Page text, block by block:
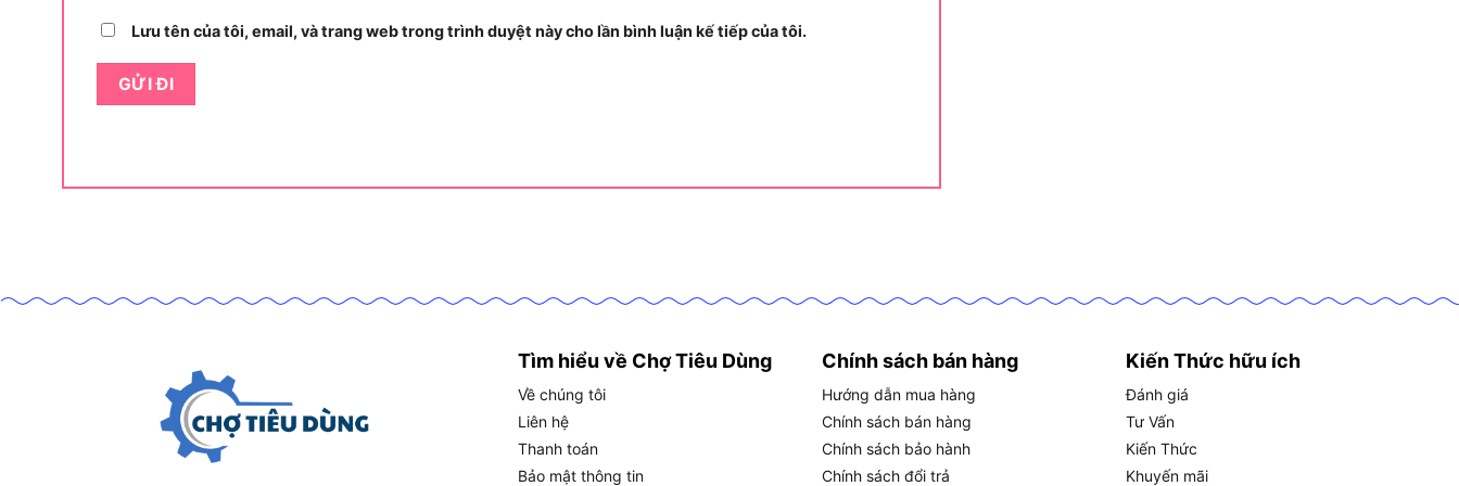
Công suất đầu vào
Đường kính khoan bê tông tối đa
16mm
Đầu kẹp mũi khoan (chuck)
3 chấu tự siết 13mm
Trọng lượng (không có dây)
1,9 kg
Chế độ hoạt động
Khoan thường và Khoan búa
Chứng nhận chất lượng
CE, UL
Lưu tên của tôi, email, và trang web trong trình duyệt này cho lần bình luận kế tiếp của tôi.
Tìm hiểu về Chợ Tiêu Dùng
Về chúng tôi
Liên hệ
Thanh toán
Bảo mật thông tin
Chính sách bán hàng
Hướng dẫn mua hàng
Chính sách bán hàng
Chính sách bảo hành
Chính sách đổi trả
Kiến Thức hữu ích
Đánh giá
Tư Vấn
Kiến Thức
Khuyến mãi